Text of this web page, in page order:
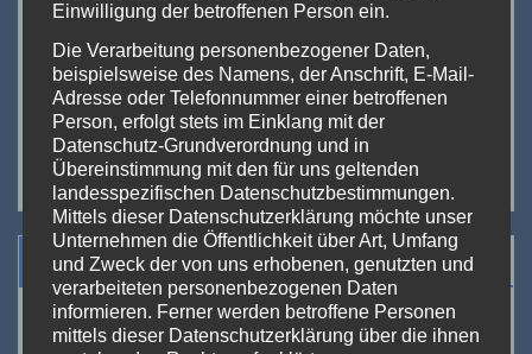
10
11 12 13 14 15
17
18 19 20 21 22
23
24
25 26 27 28 29
30
31
1 2 3 4
Suchen
Suchen
Einwilligung der betroffenen Person ein.
Die Verarbeitung personenbezogener Daten,
beispielsweise des Namens, der Anschrift, E-Mail-
Adresse oder Telefonnummer einer betroffenen
Person, erfolgt stets im Einklang mit der
Datenschutz-Grundverordnung und in
Übereinstimmung mit den für uns geltenden
landesspezifischen Datenschutzbestimmungen.
Mittels dieser Datenschutzerklärung möchte unser
Unternehmen die Öffentlichkeit über Art, Umfang
und Zweck der von uns erhobenen, genutzten und
verarbeiteten personenbezogenen Daten
informieren. Ferner werden betroffene Personen
mittels dieser Datenschutzerklärung über die ihnen